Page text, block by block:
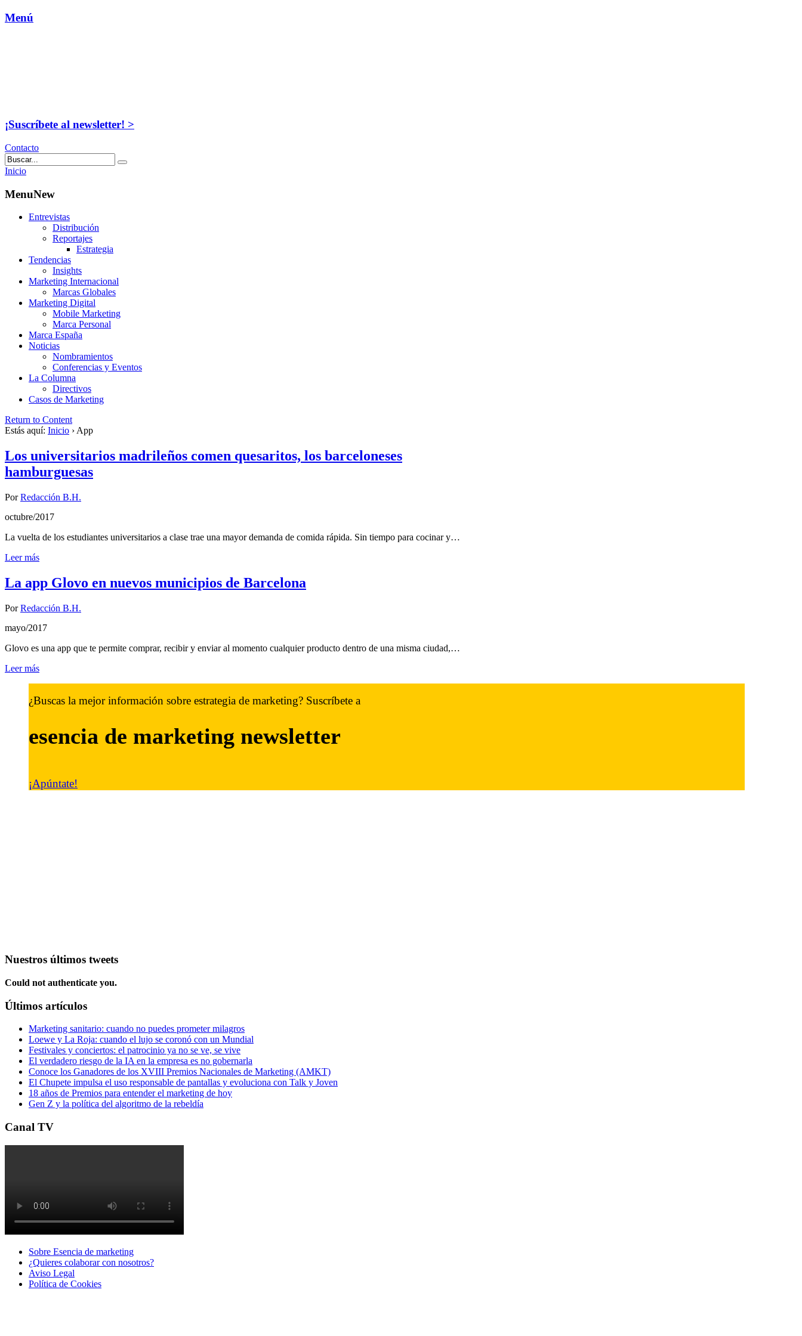
Menú
¡Suscríbete al newsletter! >
Contacto
Inicio
MenuNew
Entrevistas
Distribución
Reportajes
Estrategia
Tendencias
Insights
Marketing Internacional
Marcas Globales
Marketing Digital
Mobile Marketing
Marca Personal
Marca España
Noticias
Nombramientos
Conferencias y Eventos
La Columna
Directivos
Casos de Marketing
Return to Content
Estás aquí: Inicio › App
Los universitarios madrileños comen quesaritos, los barceloneses
hamburguesas
PorRedacción B.H.
octubre/2017
La vuelta de los estudiantes universitarios a clase trae una mayor demanda de comida rápida. Sin tiempo para cocinar y…
Leer más
La app Glovo en nuevos municipios de Barcelona
PorRedacción B.H.
mayo/2017
Glovo es una app que te permite comprar, recibir y enviar al momento cualquier producto dentro de una misma ciudad,…
Leer más
¿Buscas la mejor información sobre estrategia de marketing? Suscríbete a
esencia de marketing newsletter
¡Apúntate!
Nuestros últimos tweets
Could not authenticate you.
Últimos artículos
Marketing sanitario: cuando no puedes prometer milagros
Loewe y La Roja: cuando el lujo se coronó con un Mundial
Festivales y conciertos: el patrocinio ya no se ve, se vive
El verdadero riesgo de la IA en la empresa es no gobernarla
Conoce los Ganadores de los XVIII Premios Nacionales de Marketing (AMKT)
El Chupete impulsa el uso responsable de pantallas y evoluciona con Talk y Joven
18 años de Premios para entender el marketing de hoy
Gen Z y la política del algoritmo de la rebeldía
Canal TV
Sobre Esencia de marketing
¿Quieres colaborar con nosotros?
Aviso Legal
Polí­tica de Cookies